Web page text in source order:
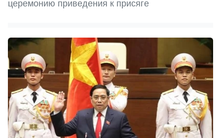
церемонию приведения к присяге